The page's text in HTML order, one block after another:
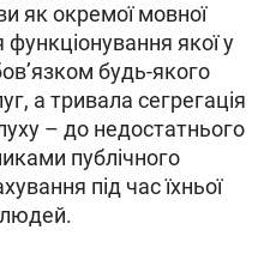
як окремої мовної
якої у
будь-якого
а тривала сегрегація
– до недостатнього
публічного
під час їхньої
людей.